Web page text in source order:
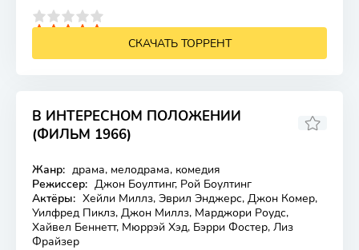
СКАЧАТЬ ТОРРЕНТ
В ИНТЕРЕСНОМ ПОЛОЖЕНИИ
(ФИЛЬМ 1966)
Лицензия
Жанр: драма, мелодрама, комедия
Режиссер: Джон Боултинг, Рой Боултинг
Актёры: Хейли Миллз, Эврил Энджерс, Джон Комер,
Уилфред Пиклз, Джон Миллз, Марджори Роудс,
Хайвел Беннетт, Мюррэй Хэд, Бэрри Фостер, Лиз
Фрайзер